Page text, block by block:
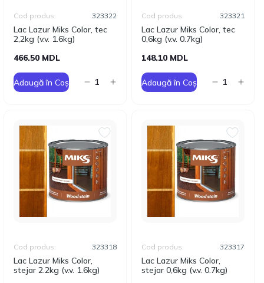
Lac Lazur Miks Color, tec
2,2kg (v.v. 1.6kg)
Cod produs: 323322
466.50 MDL
Adaugă în Coș
Lac Lazur Miks Color, tec
0,6kg (v.v. 0.7kg)
Cod produs: 323321
148.10 MDL
Adaugă în Coș
Lac Lazur Miks Color,
stejar 2.2kg (v.v. 1.6kg)
Cod produs: 323318
Lac Lazur Miks Color,
stejar 0,6kg (v.v. 0.7kg)
Cod produs: 323317